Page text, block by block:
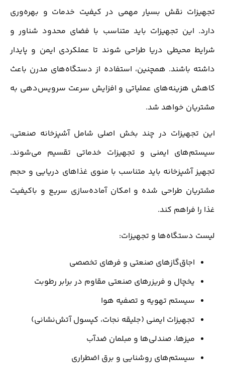
تجهیزات نقش بسیار مهمی در کیفیت خدمات و بهره‌وری
دارد. این تجهیزات باید متناسب با فضای محدود شناور و
شرایط محیطی دریا طراحی شوند تا عملکردی ایمن و پایدار
داشته باشند. همچنین، استفاده از دستگاه‌های مدرن باعث
کاهش هزینه‌های عملیاتی و افزایش سرعت سرویس‌دهی به
مشتریان خواهد شد.
این تجهیزات در چند بخش اصلی شامل آشپزخانه صنعتی،
سیستم‌های ایمنی و تجهیزات خدماتی تقسیم می‌شوند.
تجهیز آشپزخانه باید متناسب با منوی غذاهای دریایی و حجم
مشتریان طراحی شده و امکان آماده‌سازی سریع و باکیفیت
غذا را فراهم کند.
لیست دستگاه‌ها و تجهیزات:
اجاق‌گازهای صنعتی و فرهای تخصصی
یخچال و فریزرهای صنعتی مقاوم در برابر رطوبت
سیستم تهویه و تصفیه هوا
تجهیزات ایمنی (جلیقه نجات، کپسول آتش‌نشانی)
میزها، صندلی‌ها و مبلمان ضدآب
سیستم‌های روشنایی و برق اضطراری